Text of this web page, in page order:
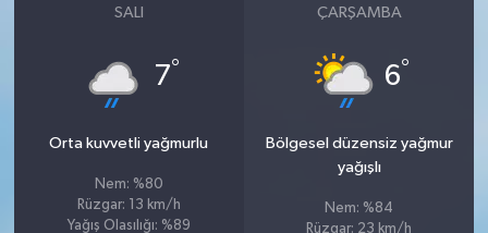
SALI
7°
Orta kuvvetli yağmurlu
Nem: %80
Rüzgar: 13 km/h
Yağış Olasılığı: %89
ÇARŞAMBA
6°
Bölgesel düzensiz yağmur
yağışlı
Nem: %84
Rüzgar: 23 km/h